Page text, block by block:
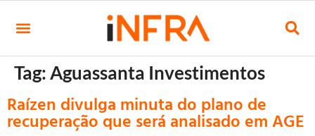
Tag:Aguassanta Investimentos
Raízen divulga minuta do plano de
recuperação que será analisado em AGE